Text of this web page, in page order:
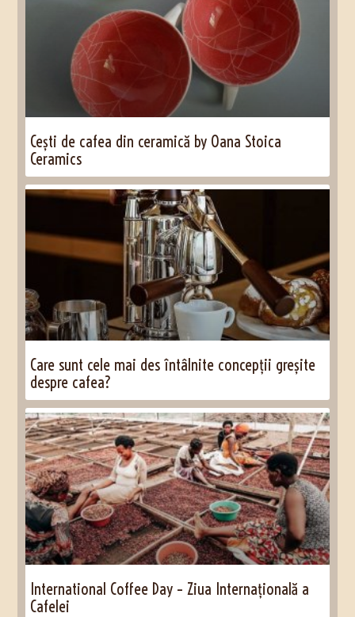
Cești de cafea din ceramică by Oana Stoica
Ceramics
Care sunt cele mai des întâlnite concepții greșite
despre cafea?
International Coffee Day – Ziua Internațională a
Cafelei